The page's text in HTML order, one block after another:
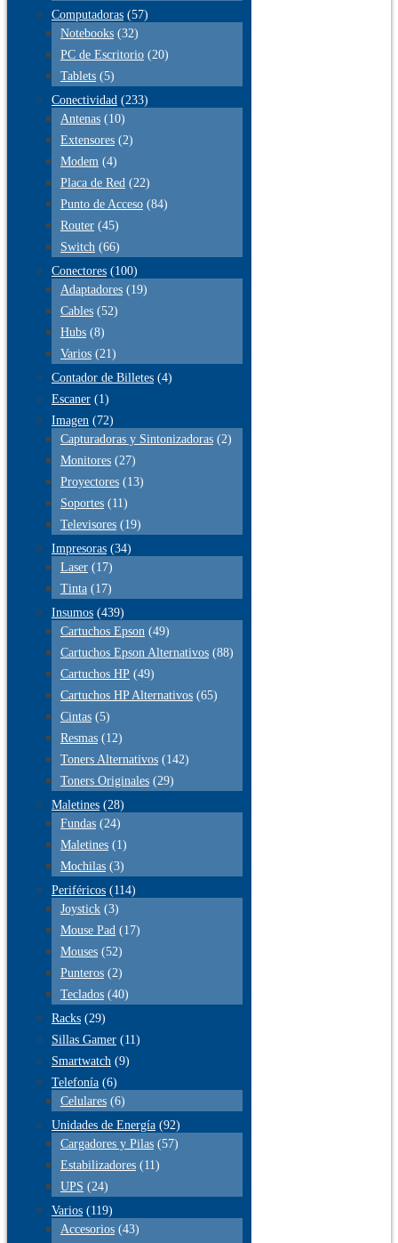
Computadoras (57)
Notebooks (32)
PC de Escritorio (20)
Tablets (5)
Conectividad (233)
Antenas (10)
Extensores (2)
Modem (4)
Placa de Red (22)
Punto de Acceso (84)
Router (45)
Switch (66)
Conectores (100)
Adaptadores (19)
Cables (52)
Hubs (8)
Varios (21)
Contador de Billetes (4)
Escaner (1)
Imagen (72)
Capturadoras y Sintonizadoras (2)
Monitores (27)
Proyectores (13)
Soportes (11)
Televisores (19)
Impresoras (34)
Laser (17)
Tinta (17)
Insumos (439)
Cartuchos Epson (49)
Cartuchos Epson Alternativos (88)
Cartuchos HP (49)
Cartuchos HP Alternativos (65)
Cintas (5)
Resmas (12)
Toners Alternativos (142)
Toners Originales (29)
Maletines (28)
Fundas (24)
Maletines (1)
Mochilas (3)
Periféricos (114)
Joystick (3)
Mouse Pad (17)
Mouses (52)
Punteros (2)
Teclados (40)
Racks (29)
Sillas Gamer (11)
Smartwatch (9)
Telefonía (6)
Celulares (6)
Unidades de Energía (92)
Cargadores y Pilas (57)
Estabilizadores (11)
UPS (24)
Varios (119)
Accesorios (43)